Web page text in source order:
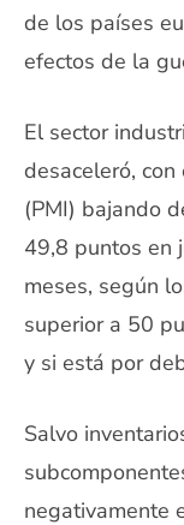
de los países
efectos de la
El sector
desaceleró,
(PMI) bajando
49,8 puntos en
meses, según
superior a 50
y si está por
Salvo
negativamente